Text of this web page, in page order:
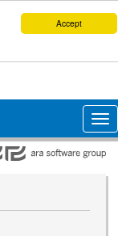
Accept